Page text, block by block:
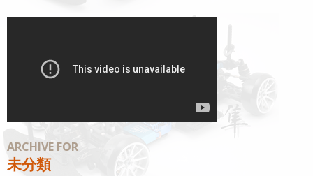
ARCHIVE FOR
未分類